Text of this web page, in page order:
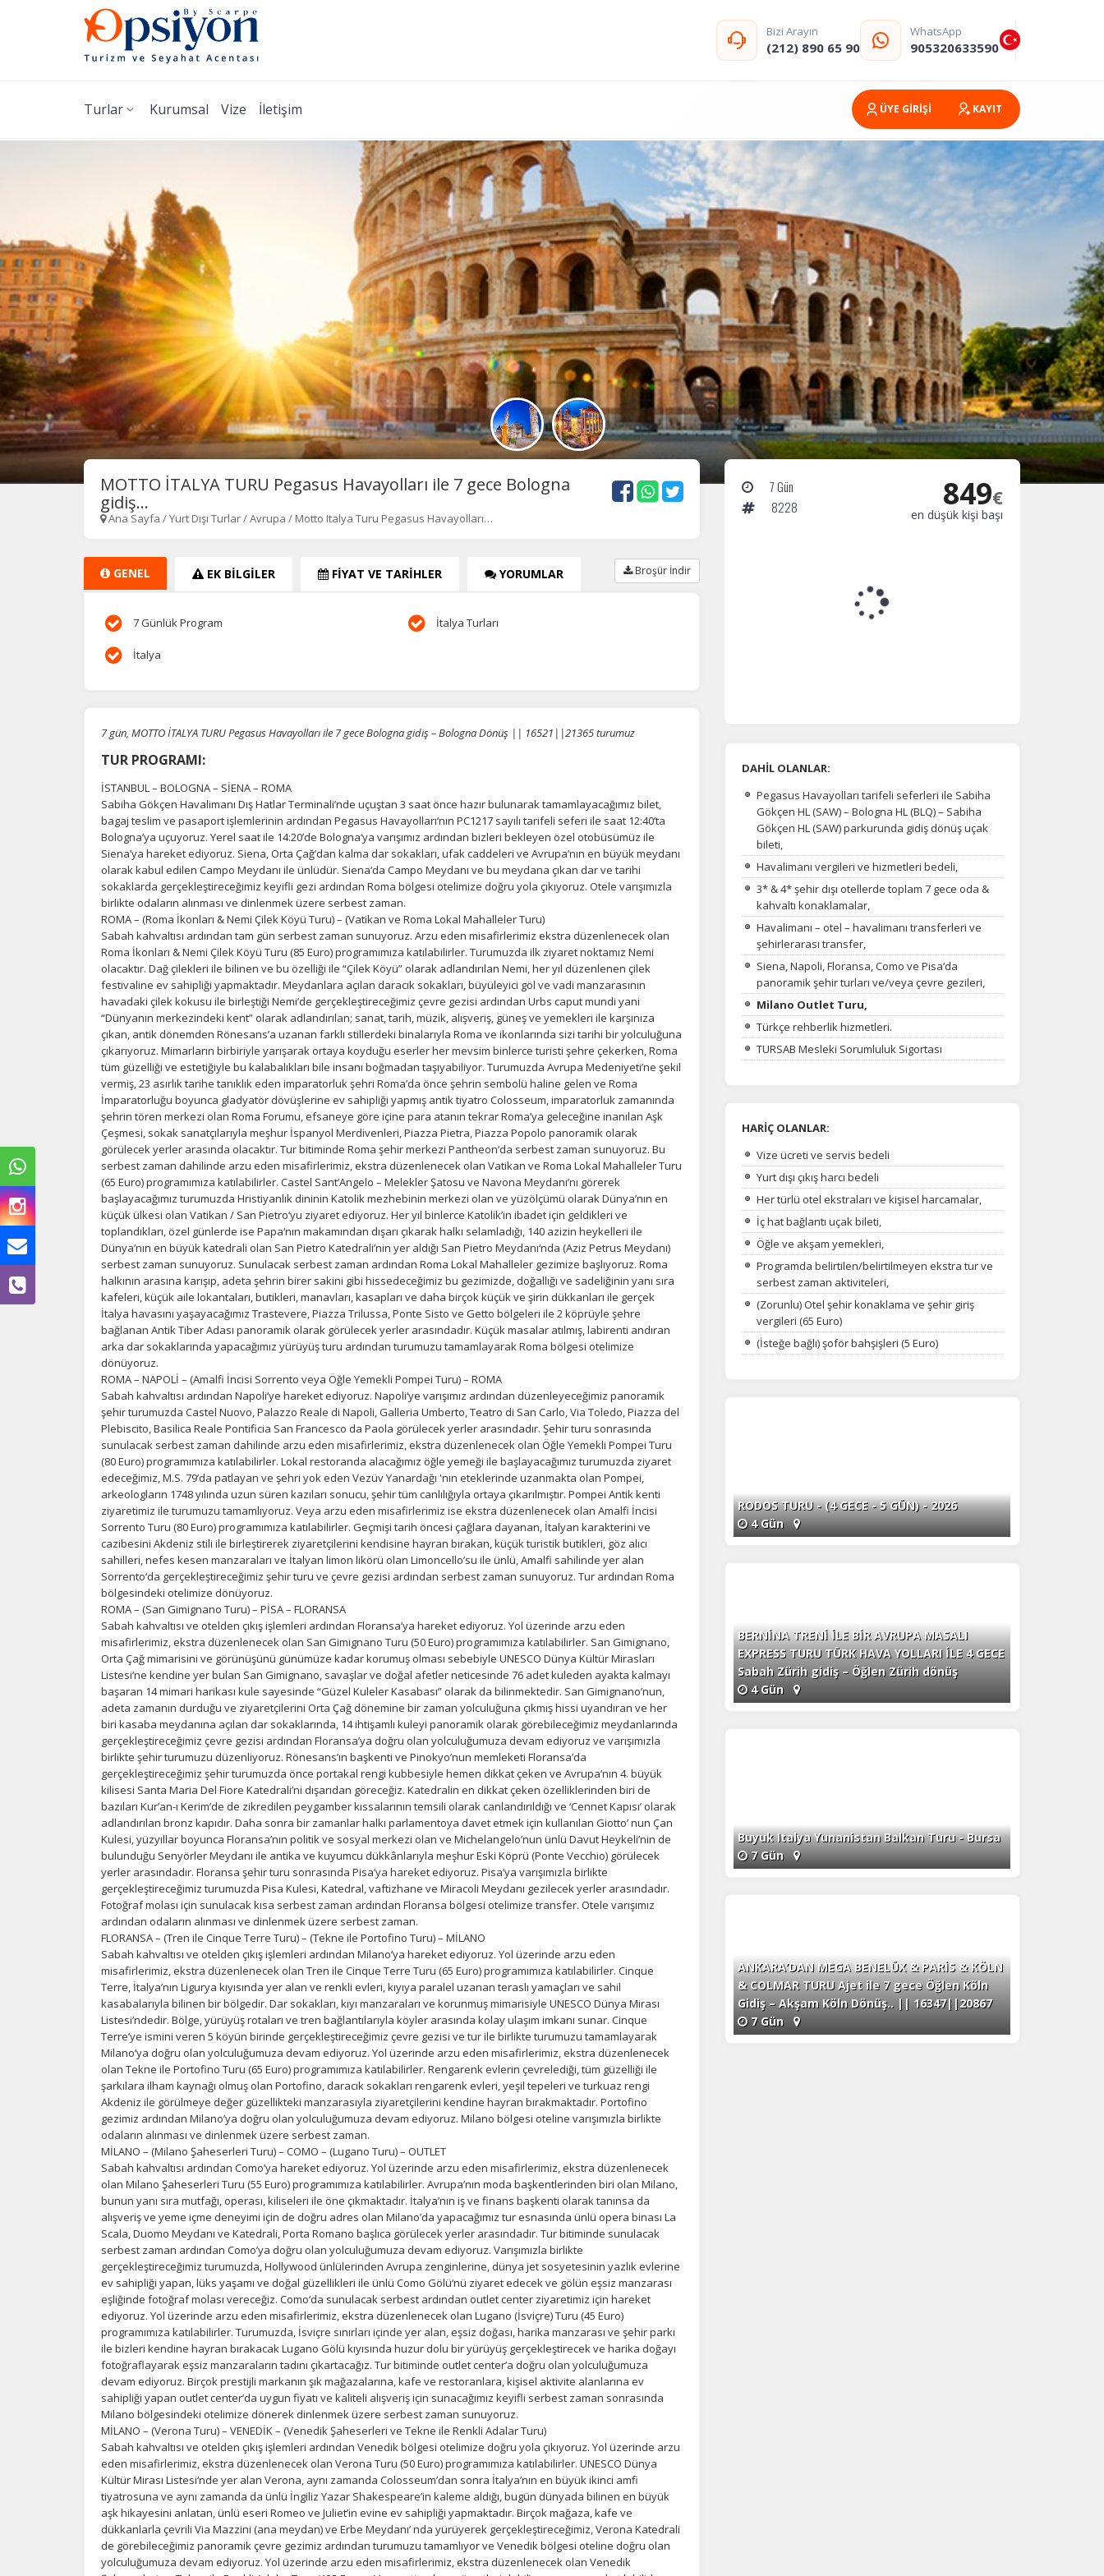
Bizi Arayın
(212) 890 65 90
WhatsApp
905320633590
Turlar Kurumsal Vize İletişim ÜYE GİRİŞİ KAYIT
ÇEREZ KULLANIM AYARLARINIZ
Çerez tercihlerinizibelirleyin.
Size daha kişiselleştirilmiş bir web deneyimi sunmak için bazı bilgileri tarayıcınızda
depolayabilir, bunları yurt içi ve yurt dışındaki hizmet sağlayıcılarla paylaşabiliriz. Buna
izin vermemeyi seçebilirsiniz ancak bu durumda sitemiz umduğumuz gibi çalışmaya
bilir.Daha fazla bilgi içinKVKK bilgilendirmemizi,çerez kullanımve
inceleyebilirsiniz.
Zorunlu Çerezler HER ZAMAN AKTIF
Oturum yönetimi, güvenlik ve temel site işlevleri için gereklidir. Bu
İstatistik Çerezleri
Ziyaretçilerin siteyi nasıl kullandığını anonim olarak ölçeriz. Hangi
sayfaların popüler olduğunu ve kullanıcıların nerede zorluk yaşadığını
anlamamıza yardımcı olur.
Pazarlama Çerezleri
Size ve ilgi alanlarınıza uygun reklamlar göstermek için kullanılır.
Kapatırsanız reklamları görmeye devam edersiniz, ancak daha az
alakalı olabilirler.
Tümünü Reddet Tümünü Kabul Et Tercihleri Kaydet
MOTTO İTALYA TURU Pegasus Havayolları ile 7 gece Bologna
gidiş...
Ana Sayfa /Yurt Dışı Turlar/Avrupa / Motto Italya Turu Pegasus Havayolları…
GENEL EK BİLGİLER FİYAT VE TARİHLER YORUMLAR Broşür İndir
7 Günlük Program İtalya Turları
İtalya
7 gün, MOTTO İTALYA TURU Pegasus Havayolları ile 7 gece Bologna gidiş – Bologna Dönüş || 16521||21365 turumuz
TUR PROGRAMI:
İSTANBUL – BOLOGNA – SİENA – ROMA
Sabiha Gökçen Havalimanı Dış Hatlar Terminali’nde uçuştan 3 saat önce hazır bulunarak tamamlayacağımız bilet,
bagaj teslim ve pasaport işlemlerinin ardından Pegasus Havayolları‘nın PC1217 sayılı tarifeli seferi ile saat 12:40’ta
Bologna’ya uçuyoruz. Yerel saat ile 14:20’de Bologna‘ya varışımız ardından bizleri bekleyen özel otobüsümüz ile
Siena’ya hareket ediyoruz. Siena, Orta Çağ’dan kalma dar sokakları, ufak caddeleri ve Avrupa’nın en büyük meydanı
olarak kabul edilen Campo Meydanı ile ünlüdür. Siena‘da Campo Meydanı ve bu meydana çıkan dar ve tarihi
sokaklarda gerçekleştireceğimiz keyifli gezi ardından Roma bölgesi otelimize doğru yola çıkıyoruz. Otele varışımızla
birlikte odaların alınması ve dinlenmek üzere serbest zaman.
ROMA – (Roma İkonları & Nemi Çilek Köyü Turu) – (Vatikan ve Roma Lokal Mahalleler Turu)
Sabah kahvaltısı ardından tam gün serbest zaman sunuyoruz. Arzu eden misafirlerimiz ekstra düzenlenecek olan
Roma İkonları & Nemi Çilek Köyü Turu (85 Euro) programımıza katılabilirler. Turumuzda ilk ziyaret noktamız Nemi
olacaktır. Dağ çilekleri ile bilinen ve bu özelliği ile “Çilek Köyü” olarak adlandırılan Nemi, her yıl düzenlenen çilek
festivaline ev sahipliği yapmaktadır. Meydanlara açılan daracık sokakları, büyüleyici göl ve vadi manzarasının
havadaki çilek kokusu ile birleştiği Nemi’de gerçekleştireceğimiz çevre gezisi ardından Urbs caput mundi yani
“Dünyanın merkezindeki kent” olarak adlandırılan; sanat, tarih, müzik, alışveriş, güneş ve yemekleri ile karşınıza
çıkan, antik dönemden Rönesans’a uzanan farklı stillerdeki binalarıyla Roma ve ikonlarında sizi tarihi bir yolculuğuna
çıkarıyoruz. Mimarların birbiriyle yarışarak ortaya koyduğu eserler her mevsim binlerce turisti şehre çekerken, Roma
tüm güzelliği ve estetiğiyle bu kalabalıkları bile insanı boğmadan taşıyabiliyor. Turumuzda Avrupa Medeniyeti’ne şekil
vermiş, 23 asırlık tarihe tanıklık eden imparatorluk şehri Roma’da önce şehrin sembolü haline gelen ve Roma
İmparatorluğu boyunca gladyatör dövüşlerine ev sahipliği yapmış antik tiyatro Colosseum, imparatorluk zamanında
şehrin tören merkezi olan Roma Forumu, efsaneye göre içine para atanın tekrar Roma’ya geleceğine inanılan Aşk
Çeşmesi, sokak sanatçılarıyla meşhur İspanyol Merdivenleri, Piazza Pietra, Piazza Popolo panoramik olarak
görülecek yerler arasında olacaktır. Tur bitiminde Roma şehir merkezi Pantheon’da serbest zaman sunuyoruz. Bu
serbest zaman dahilinde arzu eden misafirlerimiz, ekstra düzenlenecek olan Vatikan ve Roma Lokal Mahalleler Turu
(65 Euro) programımıza katılabilirler. Castel Sant’Angelo – Melekler Şatosu ve Navona Meydanı’nı görerek
başlayacağımız turumuzda Hristiyanlık dininin Katolik mezhebinin merkezi olan ve yüzölçümü olarak Dünya’nın en
küçük ülkesi olan Vatikan / San Pietro‘yu ziyaret ediyoruz. Her yıl binlerce Katolik’in ibadet için geldikleri ve
toplandıkları, özel günlerde ise Papa‘nın makamından dışarı çıkarak halkı selamladığı, 140 azizin heykelleri ile
Dünya’nın en büyük katedrali olan San Pietro Katedrali’nin yer aldığı San Pietro Meydanı‘nda (Aziz Petrus Meydanı)
serbest zaman sunuyoruz. Sunulacak serbest zaman ardından Roma Lokal Mahalleler gezimize başlıyoruz. Roma
halkının arasına karışıp, adeta şehrin birer sakini gibi hissedeceğimiz bu gezimizde, doğallığı ve sadeliğinin yanı sıra
kafeleri, küçük aile lokantaları, butikleri, manavları, kasapları ve daha birçok küçük ve şirin dükkanları ile gerçek
İtalya havasını yaşayacağımız Trastevere, Piazza Trilussa, Ponte Sisto ve Getto bölgeleri ile 2 köprüyle şehre
bağlanan Antik Tiber Adası panoramik olarak görülecek yerler arasındadır. Küçük masalar atılmış, labirenti andıran
arka dar sokaklarında yapacağımız yürüyüş turu ardından turumuzu tamamlayarak Roma bölgesi otelimize
dönüyoruz.
ROMA – NAPOLİ – (Amalfi İncisi Sorrento veya Öğle Yemekli Pompei Turu) – ROMA
Sabah kahvaltısı ardından Napoli‘ye hareket ediyoruz. Napoli‘ye varışımız ardından düzenleyeceğimiz panoramik
şehir turumuzda Castel Nuovo, Palazzo Reale di Napoli, Galleria Umberto, Teatro di San Carlo, Via Toledo, Piazza del
Plebiscito, Basilica Reale Pontificia San Francesco da Paola görülecek yerler arasındadır. Şehir turu sonrasında
sunulacak serbest zaman dahilinde arzu eden misafirlerimiz, ekstra düzenlenecek olan Öğle Yemekli Pompei Turu
(80 Euro) programımıza katılabilirler. Lokal restoranda alacağımız öğle yemeği ile başlayacağımız turumuzda ziyaret
edeceğimiz, M.S. 79’da patlayan ve şehri yok eden Vezüv Yanardağı 'nın eteklerinde uzanmakta olan Pompei,
arkeologların 1748 yılında uzun süren kazıları sonucu, şehir tüm canlılığıyla ortaya çıkarılmıştır. Pompei Antik kenti
ziyaretimiz ile turumuzu tamamlıyoruz. Veya arzu eden misafirlerimiz ise ekstra düzenlenecek olan Amalfi İncisi
Sorrento Turu (80 Euro) programımıza katılabilirler. Geçmişi tarih öncesi çağlara dayanan, İtalyan karakterini ve
cazibesini Akdeniz stili ile birleştirerek ziyaretçilerini kendisine hayran bırakan, küçük turistik butikleri, göz alıcı
sahilleri, nefes kesen manzaraları ve İtalyan limon likörü olan Limoncello’su ile ünlü, Amalfi sahilinde yer alan
Sorrento‘da gerçekleştireceğimiz şehir turu ve çevre gezisi ardından serbest zaman sunuyoruz. Tur ardından Roma
bölgesindeki otelimize dönüyoruz.
ROMA – (San Gimignano Turu) – PİSA – FLORANSA
Sabah kahvaltısı ve otelden çıkış işlemleri ardından Floransa’ya hareket ediyoruz. Yol üzerinde arzu eden
misafirlerimiz, ekstra düzenlenecek olan San Gimignano Turu (50 Euro) programımıza katılabilirler. San Gimignano,
Orta Çağ mimarisini ve görünüşünü günümüze kadar korumuş olması sebebiyle UNESCO Dünya Kültür Mirasları
Listesi‘ne kendine yer bulan San Gimignano, savaşlar ve doğal afetler neticesinde 76 adet kuleden ayakta kalmayı
başaran 14 mimari harikası kule sayesinde “Güzel Kuleler Kasabası” olarak da bilinmektedir. San Gimignano’nun,
adeta zamanın durduğu ve ziyaretçilerini Orta Çağ dönemine bir zaman yolculuğuna çıkmış hissi uyandıran ve her
biri kasaba meydanına açılan dar sokaklarında, 14 ihtişamlı kuleyi panoramik olarak görebileceğimiz meydanlarında
gerçekleştireceğimiz çevre gezisi ardından Floransa’ya doğru olan yolculuğumuza devam ediyoruz ve varışımızla
birlikte şehir turumuzu düzenliyoruz. Rönesans’ın başkenti ve Pinokyo’nun memleketi Floransa’da
gerçekleştireceğimiz şehir turumuzda önce portakal rengi kubbesiyle hemen dikkat çeken ve Avrupa’nın 4. büyük
kilisesi Santa Maria Del Fiore Katedrali’ni dışarıdan göreceğiz. Katedralin en dikkat çeken özelliklerinden biri de
bazıları Kur’an-ı Kerim’de de zikredilen peygamber kıssalarının temsili olarak canlandırıldığı ve ‘Cennet Kapısı’ olarak
adlandırılan bronz kapıdır. Daha sonra bir zamanlar halkı parlamentoya davet etmek için kullanılan Giotto’ nun Çan
Kulesi, yüzyıllar boyunca Floransa’nın politik ve sosyal merkezi olan ve Michelangelo’nun ünlü Davut Heykeli’nin de
bulunduğu Senyörler Meydanı ile antika ve kuyumcu dükkânlarıyla meşhur Eski Köprü (Ponte Vecchio) görülecek
yerler arasındadır. Floransa şehir turu sonrasında Pisa’ya hareket ediyoruz. Pisa’ya varışımızla birlikte
gerçekleştireceğimiz turumuzda Pisa Kulesi, Katedral, vaftizhane ve Miracoli Meydanı gezilecek yerler arasındadır.
Fotoğraf molası için sunulacak kısa serbest zaman ardından Floransa bölgesi otelimize transfer. Otele varışımız
ardından odaların alınması ve dinlenmek üzere serbest zaman.
FLORANSA – (Tren ile Cinque Terre Turu) – (Tekne ile Portofino Turu) – MİLANO
Sabah kahvaltısı ve otelden çıkış işlemleri ardından Milano’ya hareket ediyoruz. Yol üzerinde arzu eden
misafirlerimiz, ekstra düzenlenecek olan Tren ile Cinque Terre Turu (65 Euro) programımıza katılabilirler. Cinque
Terre, İtalya’nın Ligurya kıyısında yer alan ve renkli evleri, kıyıya paralel uzanan teraslı yamaçları ve sahil
kasabalarıyla bilinen bir bölgedir. Dar sokakları, kıyı manzaraları ve korunmuş mimarisiyle UNESCO Dünya Mirası
Listesi’ndedir. Bölge, yürüyüş rotaları ve tren bağlantılarıyla köyler arasında kolay ulaşım imkanı sunar. Cinque
Terre’ye ismini veren 5 köyün birinde gerçekleştireceğimiz çevre gezisi ve tur ile birlikte turumuzu tamamlayarak
Milano’ya doğru olan yolculuğumuza devam ediyoruz. Yol üzerinde arzu eden misafirlerimiz, ekstra düzenlenecek
olan Tekne ile Portofino Turu (65 Euro) programımıza katılabilirler. Rengarenk evlerin çevrelediği, tüm güzelliği ile
şarkılara ilham kaynağı olmuş olan Portofino, daracık sokakları rengarenk evleri, yeşil tepeleri ve turkuaz rengi
Akdeniz ile görülmeye değer güzellikteki manzarasıyla ziyaretçilerini kendine hayran bırakmaktadır. Portofino
gezimiz ardından Milano’ya doğru olan yolculuğumuza devam ediyoruz. Milano bölgesi oteline varışımızla birlikte
odaların alınması ve dinlenmek üzere serbest zaman.
MİLANO – (Milano Şaheserleri Turu) – COMO – (Lugano Turu) – OUTLET
Sabah kahvaltısı ardından Como’ya hareket ediyoruz. Yol üzerinde arzu eden misafirlerimiz, ekstra düzenlenecek
olan Milano Şaheserleri Turu (55 Euro) programımıza katılabilirler. Avrupa’nın moda başkentlerinden biri olan Milano,
bunun yanı sıra mutfağı, operası, kiliseleri ile öne çıkmaktadır. İtalya’nın iş ve finans başkenti olarak tanınsa da
alışveriş ve yeme içme deneyimi için de doğru adres olan Milano’da yapacağımız tur esnasında ünlü opera binası La
Scala, Duomo Meydanı ve Katedrali, Porta Romano başlıca görülecek yerler arasındadır. Tur bitiminde sunulacak
serbest zaman ardından Como’ya doğru olan yolculuğumuza devam ediyoruz. Varışımızla birlikte
gerçekleştireceğimiz turumuzda, Hollywood ünlülerinden Avrupa zenginlerine, dünya jet sosyetesinin yazlık evlerine
ev sahipliği yapan, lüks yaşamı ve doğal güzellikleri ile ünlü Como Gölü‘nü ziyaret edecek ve gölün eşsiz manzarası
eşliğinde fotoğraf molası vereceğiz. Como‘da sunulacak serbest ardından outlet center ziyaretimiz için hareket
ediyoruz. Yol üzerinde arzu eden misafirlerimiz, ekstra düzenlenecek olan Lugano (İsviçre) Turu (45 Euro)
programımıza katılabilirler. Turumuzda, İsviçre sınırları içinde yer alan, eşsiz doğası, harika manzarası ve şehir parkı
ile bizleri kendine hayran bırakacak Lugano Gölü kıyısında huzur dolu bir yürüyüş gerçekleştirecek ve harika doğayı
fotoğraflayarak eşsiz manzaraların tadını çıkartacağız. Tur bitiminde outlet center’a doğru olan yolculuğumuza
devam ediyoruz. Birçok prestijli markanın şık mağazalarına, kafe ve restoranlara, kişisel aktivite alanlarına ev
sahipliği yapan outlet center’da uygun fiyatı ve kaliteli alışveriş için sunacağımız keyifli serbest zaman sonrasında
Milano bölgesindeki otelimize dönerek dinlenmek üzere serbest zaman sunuyoruz.
MİLANO – (Verona Turu) – VENEDİK – (Venedik Şaheserleri ve Tekne ile Renkli Adalar Turu)
Sabah kahvaltısı ve otelden çıkış işlemleri ardından Venedik bölgesi otelimize doğru yola çıkıyoruz. Yol üzerinde arzu
eden misafirlerimiz, ekstra düzenlenecek olan Verona Turu (50 Euro) programımıza katılabilirler. UNESCO Dünya
Kültür Mirası Listesi‘nde yer alan Verona, aynı zamanda Colosseum’dan sonra İtalya’nın en büyük ikinci amfi
tiyatrosuna ve aynı zamanda da ünlü İngiliz Yazar Shakespeare’in kaleme aldığı, bugün dünyada bilinen en büyük
aşk hikayesini anlatan, ünlü eseri Romeo ve Juliet’in evine ev sahipliği yapmaktadır. Birçok mağaza, kafe ve
dükkanlarla çevrili Via Mazzini (ana meydan) ve Erbe Meydanı’ nda yürüyerek gerçekleştireceğimiz, Verona Katedrali
de görebileceğimiz panoramik çevre gezimiz ardından turumuzu tamamlıyor ve Venedik bölgesi oteline doğru olan
yolculuğumuza devam ediyoruz. Yol üzerinde arzu eden misafirlerimiz, ekstra düzenlenecek olan Venedik
7 Gün
8228
849€
en düşük kişi başı
DAHİL OLANLAR:
Pegasus Havayolları tarifeli seferleri ile Sabiha
Gökçen HL (SAW) – Bologna HL (BLQ) – Sabiha
Gökçen HL (SAW) parkurunda gidiş dönüş uçak
bileti,
Havalimanı vergileri ve hizmetleri bedeli,
3* & 4* şehir dışı otellerde toplam 7 gece oda &
kahvaltı konaklamalar,
Havalimanı – otel – havalimanı transferleri ve
şehirlerarası transfer,
Siena, Napoli, Floransa, Como ve Pisa‘da
panoramik şehir turları ve/veya çevre gezileri,
Milano Outlet Turu,
Türkçe rehberlik hizmetleri.
TURSAB Mesleki Sorumluluk Sigortası
HARİÇ OLANLAR:
Vize ücreti ve servis bedeli
Yurt dışı çıkış harcı bedeli
Her türlü otel ekstraları ve kişisel harcamalar,
İç hat bağlantı uçak bileti,
Öğle ve akşam yemekleri,
Programda belirtilen/belirtilmeyen ekstra tur ve
serbest zaman aktiviteleri,
(Zorunlu) Otel şehir konaklama ve şehir giriş
vergileri (65 Euro)
(İsteğe bağlı) şoför bahşişleri (5 Euro)
RODOS TURU - (4 GECE - 5 GÜN) - 2026
4 Gün
BERNİNA TRENİ İLE BİR AVRUPA MASALI
EXPRESS TURU TÜRK HAVA YOLLARI İLE 4 GECE
Sabah Zürih gidiş – Öğlen Zürih dönüş
4 Gün
Buyuk Italya Yunanistan Balkan Turu - Bursa
7 Gün
ANKARA’DAN MEGA BENELÜX & PARİS & KÖLN
& COLMAR TURU Ajet ile 7 gece Öğlen Köln
Gidiş – Akşam Köln Dönüş.. || 16347||20867
7 Gün